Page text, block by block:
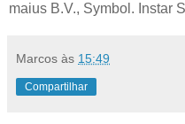
maius B.V., Symbol. Instar
Marcos às 15:49
Compartilhar